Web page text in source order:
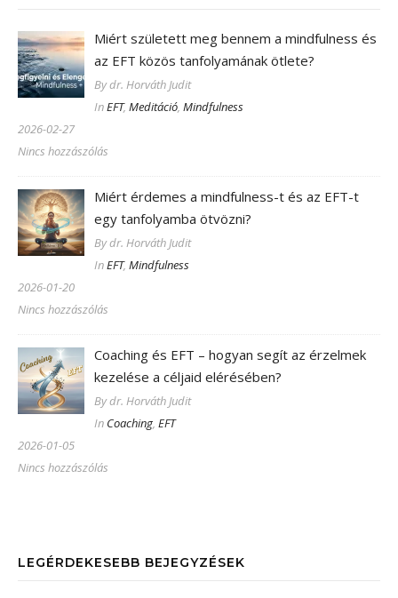
Miért született meg bennem a mindfulness és
az EFT közös tanfolyamának ötlete?
By dr. Horváth Judit
InEFT,Meditáció,Mindfulness
2026-02-27
Nincs hozzászólás
Miért érdemes a mindfulness-t és az EFT-t
egy tanfolyamba ötvözni?
By dr. Horváth Judit
InEFT,Mindfulness
2026-01-20
Nincs hozzászólás
Coaching és EFT – hogyan segít az érzelmek
kezelése a céljaid elérésében?
By dr. Horváth Judit
In Coaching,EFT
2026-01-05
Nincs hozzászólás
LEGÉRDEKESEBB BEJEGYZÉSEK